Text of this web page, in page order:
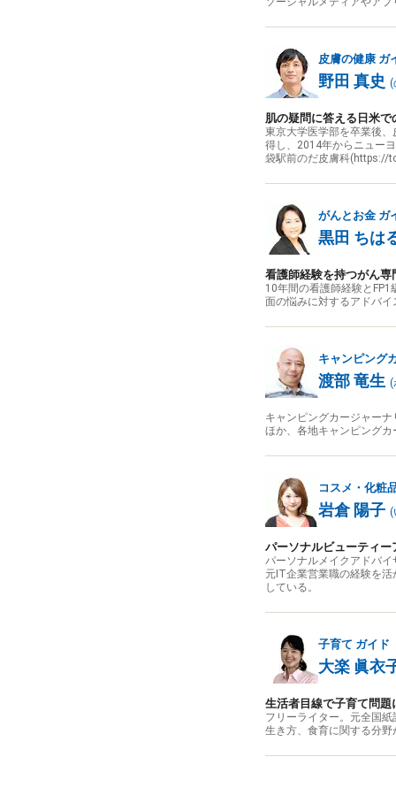
皮膚の健康 ガ
野田 真史 (
肌の疑問に答える日米
東京大学医学部を卒業後
得し、2014年からニュー
袋駅前のだ皮膚科(https://
がんとお金 ガ
黒田 ちは
看護師経験を持つがん
10年間の看護師経験と
面の悩みに対するアドバ
キャンピング
渡部 竜生 (
キャンピングカージャー
ほか、各地キャンピング
コスメ・化粧
岩倉 陽子 (
パーソナルビューティー
パーソナルメイクアドバ
元IT企業営業職の経験を
している。
子育て ガイド
大楽 眞衣
生活者目線で子育て問
フリーライター。元全国
生き方、食育に関する分